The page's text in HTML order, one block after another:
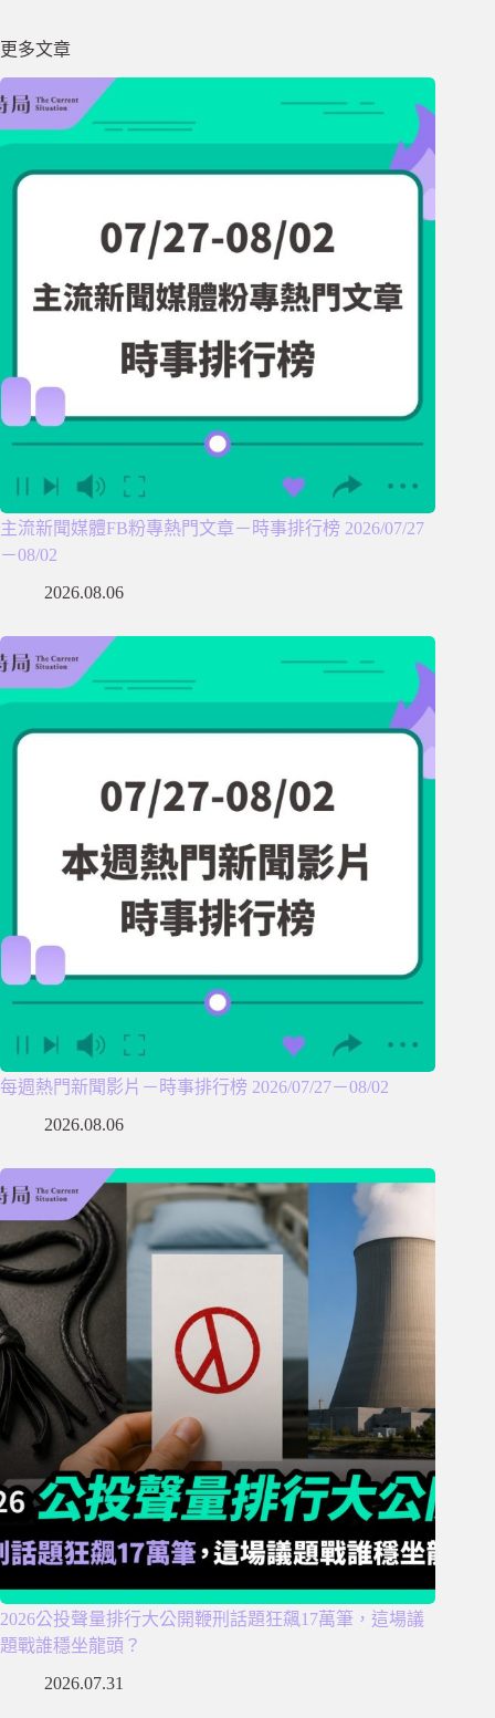
更多文章
主流新聞媒體FB粉專熱門文章－時事排行榜 2026/07/27
－08/02
2026.08.06
每週熱門新聞影片－時事排行榜 2026/07/27－08/02
2026.08.06
2026公投聲量排行大公開鞭刑話題狂飆17萬筆，這場議
題戰誰穩坐龍頭？
2026.07.31